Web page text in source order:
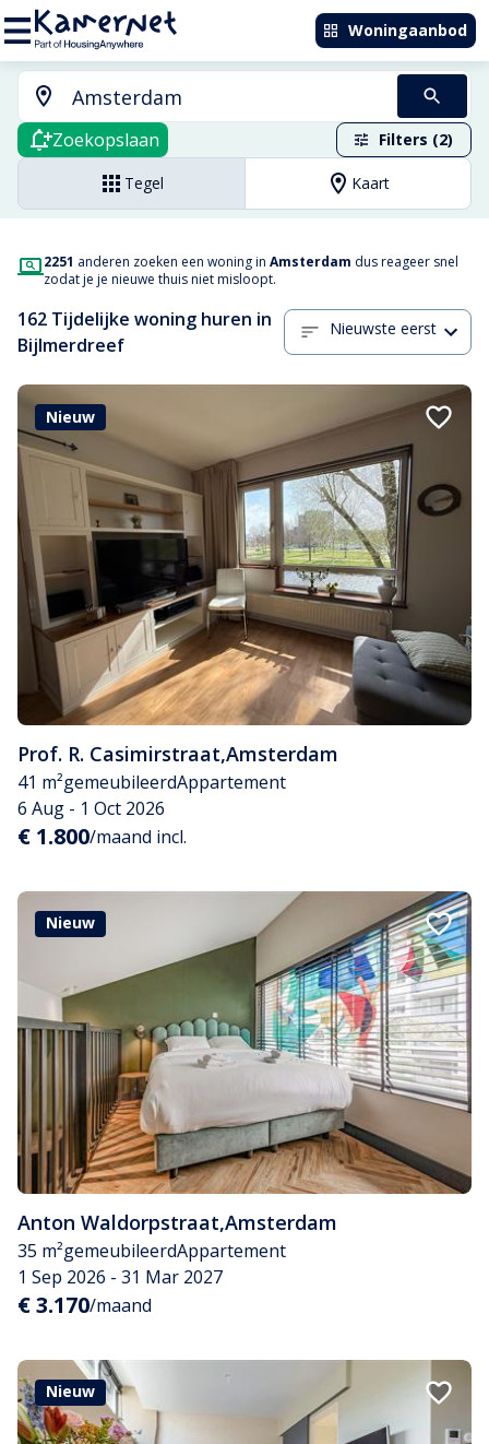
Woningaanbod
Zoekopslaan Filters (2)
Tegel Kaart
2251 anderen zoeken een woning in Amsterdam dus reageer snel
zodat je je nieuwe thuis niet misloopt.
162 Tijdelijke woning huren in
Bijlmerdreef
Nieuwste eerst
Nieuw
Prof. R. Casimirstraat,Amsterdam
41 m²gemeubileerdAppartement
6 Aug - 1 Oct 2026
€ 1.800/maand incl.
Nieuw
Anton Waldorpstraat,Amsterdam
35 m²gemeubileerdAppartement
1 Sep 2026 - 31 Mar 2027
€ 3.170/maand
Nieuw